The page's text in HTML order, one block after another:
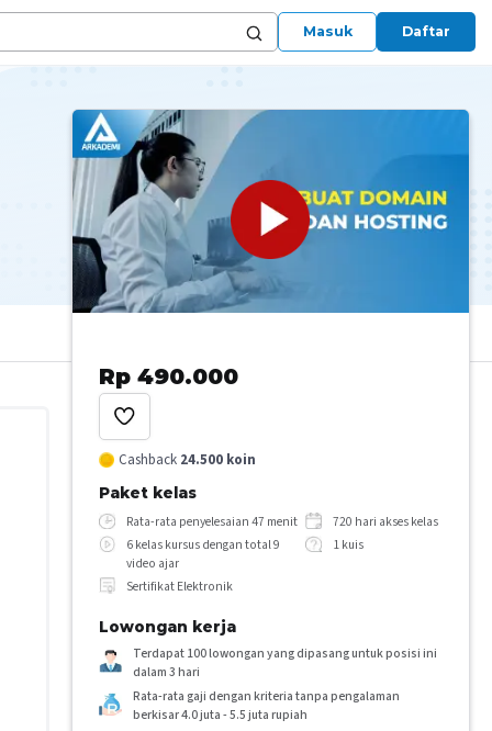
Masuk Daftar
Rp 490.000
Cashback 24.500 koin
Paket kelas
Rata-rata penyelesaian 47 menit
720 hari akses kelas
6 kelas kursus dengan total 9
video ajar
1 kuis
Sertifikat Elektronik
Lowongan kerja
Terdapat 100 lowongan yang dipasang untuk posisi ini
dalam 3 hari
Rata-rata gaji dengan kriteria tanpa pengalaman
berkisar 4.0 juta - 5.5 juta rupiah